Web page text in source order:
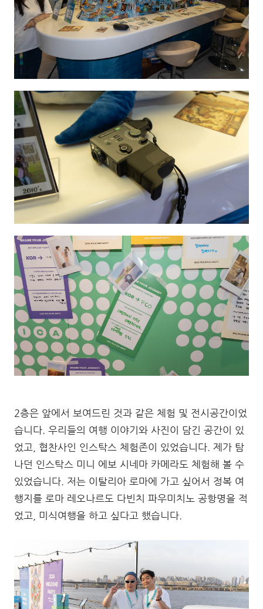
2층은 앞에서 보여드린 것과 같은 체험 및 전시공간이었
습니다. 우리들의 여행 이야기와 사진이 담긴 공간이 있
었고, 협찬사인 인스탁스 체험존이 있었습니다. 제가 탐
나던 인스탁스 미니 에보 시네마 카메라도 체험해 볼 수
있었습니다. 저는 이탈리아 로마에 가고 싶어서 정복 여
행지를 로마 레오나르도 다빈치 파우미치노 공항명을 적
었고, 미식여행을 하고 싶다고 했습니다.